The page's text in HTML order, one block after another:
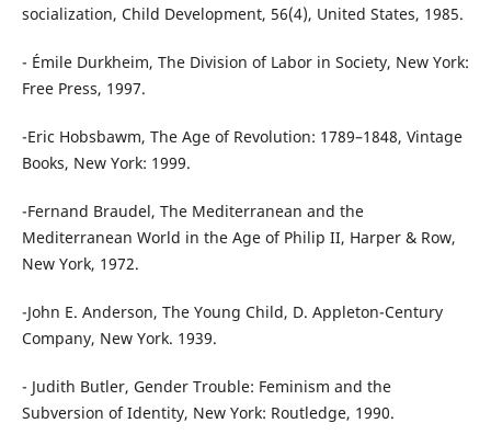
socialization, Child Development, 56(4), United States, 1985.
- Émile Durkheim, The Division of Labor in Society, New York:
Free Press, 1997.
-Eric Hobsbawm, The Age of Revolution: 1789–1848, Vintage
Books, New York: 1999.
-Fernand Braudel, The Mediterranean and the
Mediterranean World in the Age of Philip II, Harper & Row,
New York, 1972.
-John E. Anderson, The Young Child, D. Appleton-Century
Company, New York. 1939.
- Judith Butler, Gender Trouble: Feminism and the
Subversion of Identity, New York: Routledge, 1990.